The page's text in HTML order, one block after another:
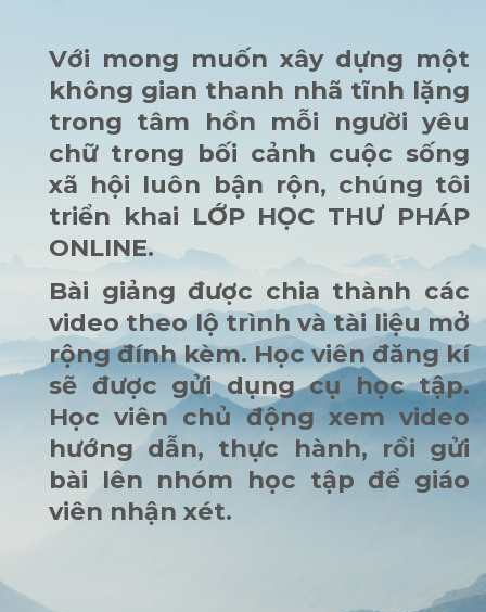
Với mong muốn xây dựng một
không gian thanh nhã tĩnh lặng
trong tâm hồn mỗi người yêu
chữ trong bối cảnh cuộc sống
xã hội luôn bận rộn, chúng tôi
triển khai LỚP HỌC THƯ PHÁP
ONLINE.
Bài giảng được chia thành các
video theo lộ trình và tài liệu mở
rộng đính kèm. Học viên đăng kí
sẽ được gửi dụng cụ học tập.
Học viên chủ động xem video
hướng dẫn, thực hành, rồi gửi
bài lên nhóm học tập để giáo
viên nhận xét.